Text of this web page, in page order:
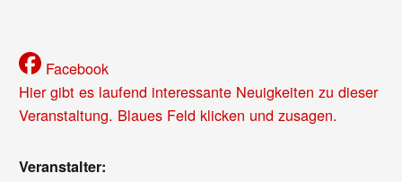
Facebook
Hier gibt es laufend interessante Neuigkeiten zu dieser
Veranstaltung. Blaues Feld klicken und zusagen.
Veranstalter: